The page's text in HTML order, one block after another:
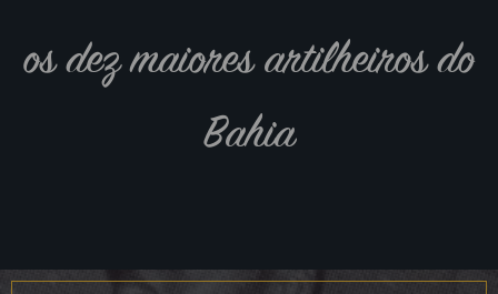
os dez maiores artilheiros do
Bahia